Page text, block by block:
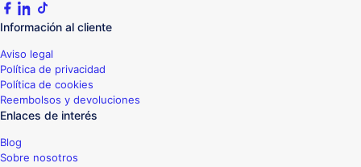
Información al cliente
Aviso legal
Política de privacidad
Política de cookies
Reembolsos y devoluciones
Enlaces de interés
Blog
Sobre nosotros